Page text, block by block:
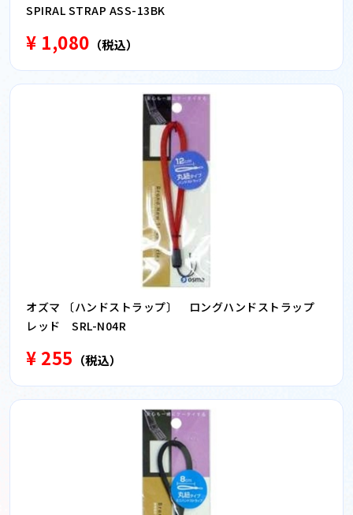
SPIRAL STRAP ASS-13BK
¥ 1,080 （税込）
オズマ 〔ハンドストラップ〕 ロングハンドストラップ
レッド SRL-N04R
¥ 255 （税込）